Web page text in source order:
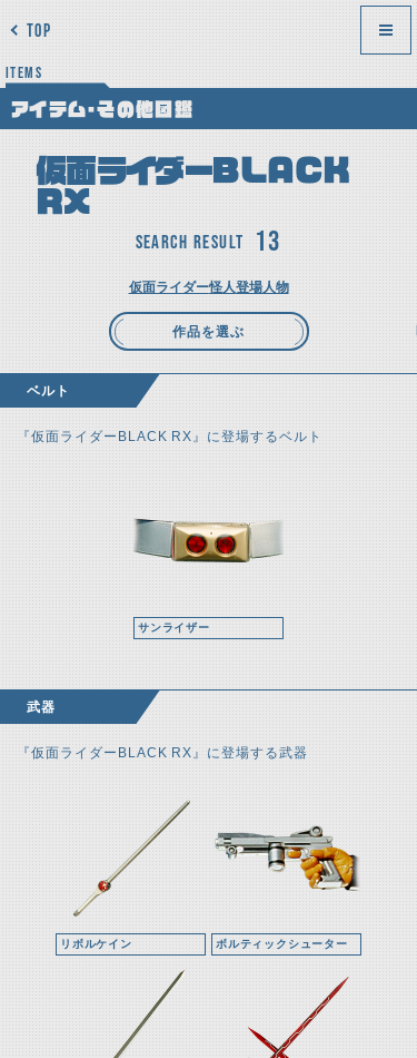
TOP
ITEMS
アイテム・その他図鑑
仮面ライダーBLACK
RX
SEARCH RESULT 13
仮面ライダー怪人登場人物
作品を選ぶ
ベルト
『仮面ライダーBLACK RX』に登場するベルト
サンライザー
武器
『仮面ライダーBLACK RX』に登場する武器
リボルケイン ボルティックシューター